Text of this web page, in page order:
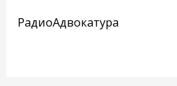
РадиоАдвокатура